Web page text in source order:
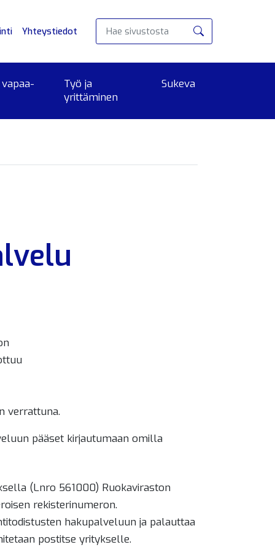
Yhteystiedot
Hae
Työ ja
yrittäminen
Sukeva
verrattuna.
pääset kirjautumaan omilla
(Lnro 561000) Ruokaviraston
rekisterinumeron.
hakupalveluun ja palauttaa
postitse yritykselle.